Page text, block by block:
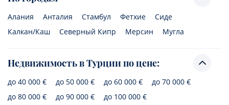
Алания Анталия Стамбул Фетхие
Сиде
Калкан/Каш
Северный Кипр Мерсин Мугла
Недвижимость в Турции по цене:
до 40 000 € до 50 000 € до 60 000 €
до 70 000 €
до 80 000 €
до 90 000 € до 100 000 €